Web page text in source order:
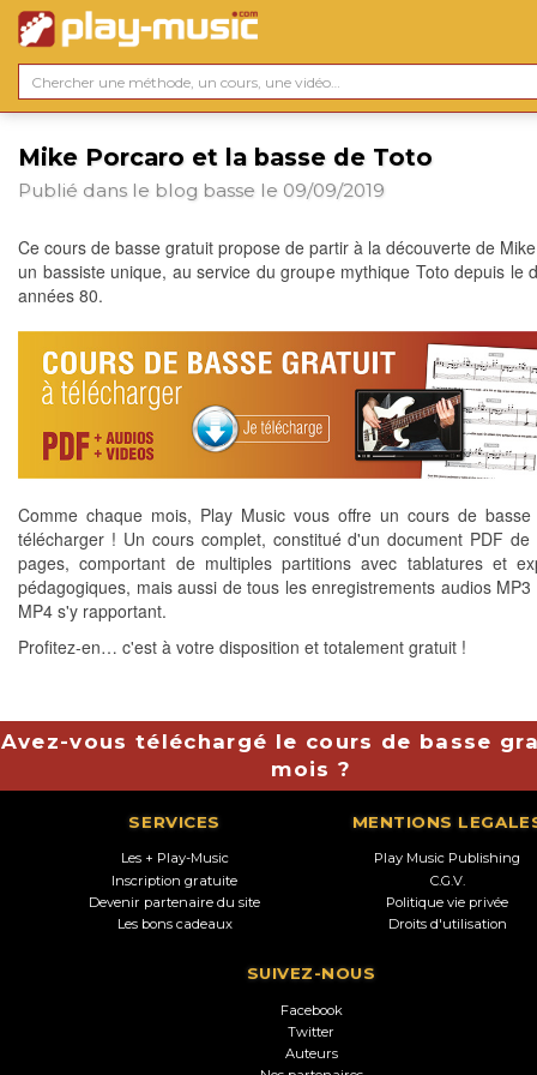
Mike Porcaro et la basse de Toto
Publié dans le blog basse le 09/09/2019
Ce cours de basse gratuit propose de partir à la découverte de
un bassiste unique, au service du groupe mythique Toto depuis le
années 80.
Comme chaque mois, Play Music vous offre un cours de
télécharger ! Un cours complet, constitué d'un document PDF de
pages, comportant de multiples partitions avec tablatures et
pédagogiques, mais aussi de tous les enregistrements audios MP3
MP4 s'y rapportant.
Profitez-en… c'est à votre disposition et totalement gratuit !
Avez-vous téléchargé le cours de basse
mois ?
SERVICES
Les + Play-Music
Inscription gratuite
Devenir partenaire du site
Les bons cadeaux
MENTIONS
Play Music Publishing
C.G.V.
Politique vie privée
Droits d'utilisation
SUIVEZ-NOUS
Facebook
Twitter
Auteurs